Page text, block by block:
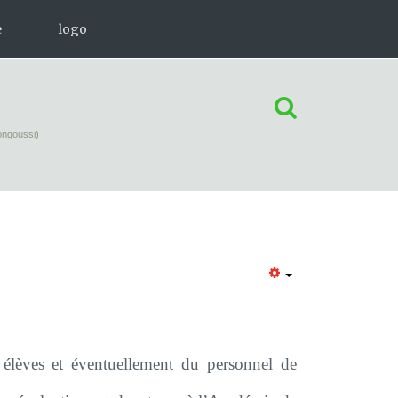
logo
et éventuellement du personnel de